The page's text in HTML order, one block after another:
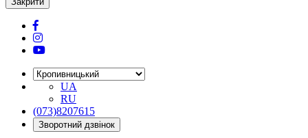
UA
RU
(073)8207615
Зворотний дзвінок